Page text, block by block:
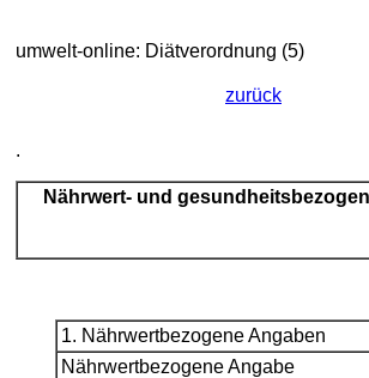
umwelt-online: Diätverordnung (5)
zurück
.
Nährwert- und
1. Nährwertbezogene Angaben
Nährwertbezogene Angabe